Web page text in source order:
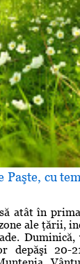
Paşte, cu
atât în
ale ţării,
Duminică,
depăşi 20-